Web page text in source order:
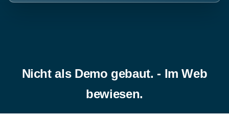
Nicht als Demo gebaut. - Im Web
bewiesen.